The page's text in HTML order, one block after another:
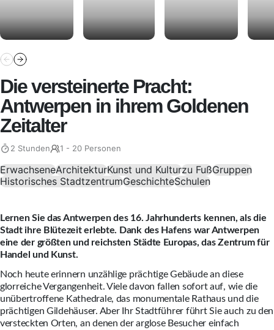
Die versteinerte Pracht:
Antwerpen in ihrem Goldenen
Zeitalter
2 Stunden 1 - 20 Personen
ErwachseneArchitekturKunst und Kulturzu FußGruppen
Historisches StadtzentrumGeschichteSchulen
Lernen Sie das Antwerpen des 16. Jahrhunderts kennen, als die
Stadt ihre Blütezeit erlebte. Dank des Hafens war Antwerpen
eine der größten und reichsten Städte Europas, das Zentrum für
Handel und Kunst.
Noch heute erinnern unzählige prächtige Gebäude an diese
glorreiche Vergangenheit. Viele davon fallen sofort auf, wie die
unübertroffene Kathedrale, das monumentale Rathaus und die
prächtigen Gildehäuser. Aber Ihr Stadtführer führt Sie auch zu den
versteckten Orten, an denen der arglose Besucher einfach